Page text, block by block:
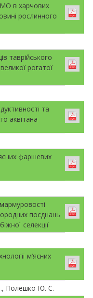
в харчових
рослинного
таврійського
рогатої
та
аквітана
фаршевих
поєднань
селекції
м’ясних
Полешко Ю. С.